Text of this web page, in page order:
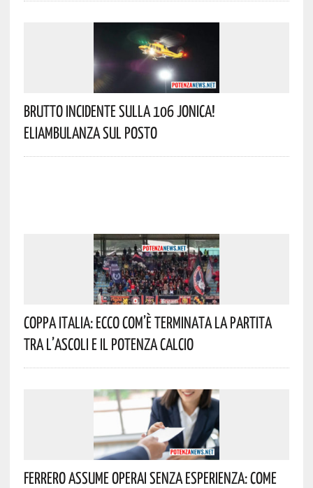
Brutto Incidente Sulla 106 Jonica!
Eliambulanza Sul Posto
Coppa Italia: Ecco Com’è Terminata La Partita
Tra L’Ascoli E Il Potenza Calcio
Ferrero Assume Operai Senza Esperienza: Come